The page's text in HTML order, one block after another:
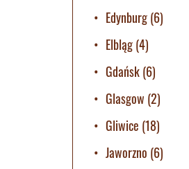
Edynburg(6)
Elbląg(4)
Gdańsk(6)
Glasgow (2)
Gliwice (18)
Jaworzno (6)